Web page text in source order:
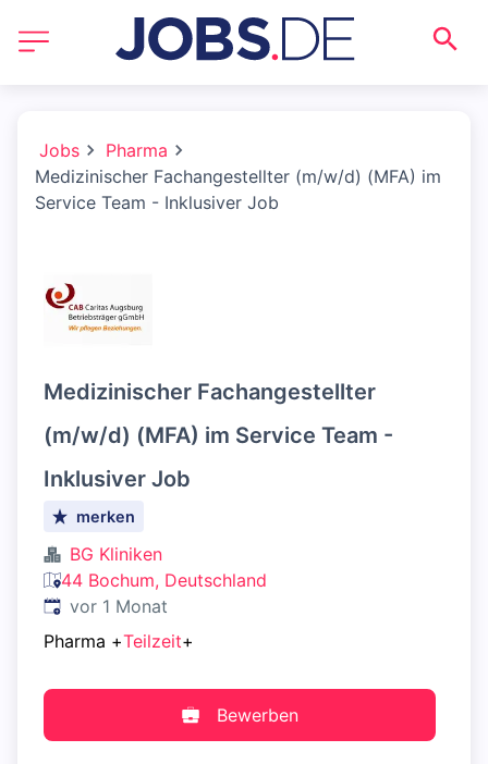
Jobs
Pharma
Medizinischer Fachangestellter (m/w/d) (MFA) im
Service Team - Inklusiver Job
Medizinischer Fachangestellter
(m/w/d) (MFA) im Service Team -
Inklusiver Job
merken
BG Kliniken
44 Bochum, Deutschland
Veröffentlicht:
vor 1 Monat
Pharma +Teilzeit+
Bewerben